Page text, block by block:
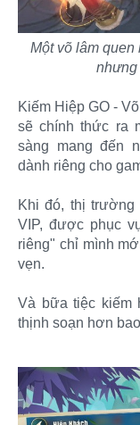
Một võ lâm quen
nhưng
Kiếm Hiệp GO -
sẽ chính thức ra
sàng mang đến
dành riêng cho
Khi đó, thị
VIP, được phục
riêng" chỉ mình
vẹn.
Và bữa tiệc kiếm
thịnh soạn hơn